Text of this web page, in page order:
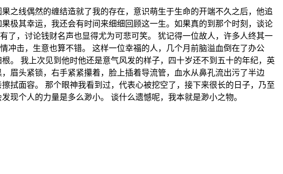
之线偶然的缠结造就了我的存在，意识萌生于生命的开端不久之后，他追
极其幸运，我还会有时间来细细回顾这一生。如果真的到那个时刻，谈论
了，讨论钱财名声也显得尤为可悲可笑。 犹记得一位故人，许多人终其一
冲击，生意也算不错。 这样一位幸福的人，几个月前脑溢血倒在了办公
。 我上次见到他时他还是意气风发的样子，四十岁还不到五十的年纪，英
眉头紧锁，右手紧紧攥着，脸上插着导流管，血水从鼻孔流出污了半边
拭面容。 那个眼神我看到过，代表心被挖空了，接下来很长的日子，乃至
现个人的力量是多么渺小。 谈什么遗憾呢，我本就是渺小之物。